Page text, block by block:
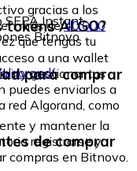
SEPA Instant
Bitnovo
gracias a los
más de40.000
que tengas tu
ALGO?
a una wallet
y gestionar tus
puedes enviarlos a
Algorand, como
para comprar
y mantener la
registrarse y
compras en Bitnovo.
de comprar